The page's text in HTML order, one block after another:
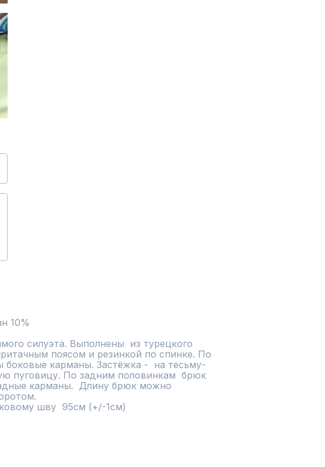
10%
силуэта. Выполнены  из турецкого
поясом и резинкой по спинке. По
боковые карманы. Застёжка -  на тесьму-
пуговицу. По задним половинкам  брюк
карманы.  Длину брюк можно
шву  95см (+/-1см)